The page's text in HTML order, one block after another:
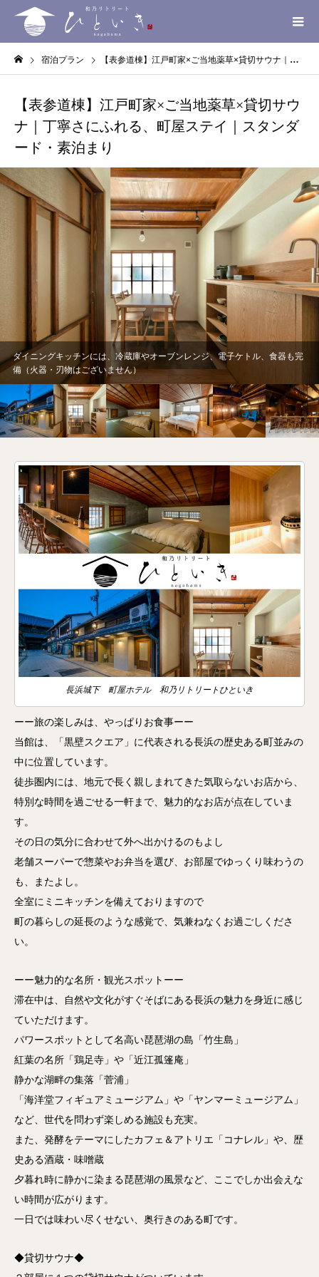
宿泊プラン 【表参道棟】江戸町家×ご当地薬草×貸切サウナ｜丁寧さにふれる、町屋ステイ｜スタンダード・素泊まり
【表参道棟】江戸町家×ご当地薬草×貸切サウ
ナ｜丁寧さにふれる、町屋ステイ｜スタンダ
ード・素泊まり
トル、食器も完
歴史を感じる寝室。今では珍しい、アーチを描いた竿天
長浜城下 町屋ホテル 和乃リトリートひといき
ーー旅の楽しみは、やっぱりお食事ーー
当館は、「黒壁スクエア」に代表される長浜の歴史ある町並みの
中に位置しています。
徒歩圏内には、地元で長く親しまれてきた気取らないお店から、
特別な時間を過ごせる一軒まで、魅力的なお店が点在していま
す。
その日の気分に合わせて外へ出かけるのもよし
老舗スーパーで惣菜やお弁当を選び、お部屋でゆっくり味わうの
も、またよし。
全室にミニキッチンを備えておりますので
町の暮らしの延長のような感覚で、気兼ねなくお過ごしくださ
い。
ーー魅力的な名所・観光スポットーー
滞在中は、自然や文化がすぐそばにある長浜の魅力を身近に感じ
ていただけます。
パワースポットとして名高い琵琶湖の島「竹生島」
紅葉の名所「鶏足寺」や「近江孤篷庵」
静かな湖畔の集落「菅浦」
「海洋堂フィギュアミュージアム」や「ヤンマーミュージアム」
など、世代を問わず楽しめる施設も充実。
また、発酵をテーマにしたカフェ＆アトリエ「コナレル」や、歴
史ある酒蔵・味噌蔵
夕暮れ時に静かに染まる琵琶湖の風景など、ここでしか出会えな
い時間が広がります。
一日では味わい尽くせない、奥行きのある町です。
◆貸切サウナ◆